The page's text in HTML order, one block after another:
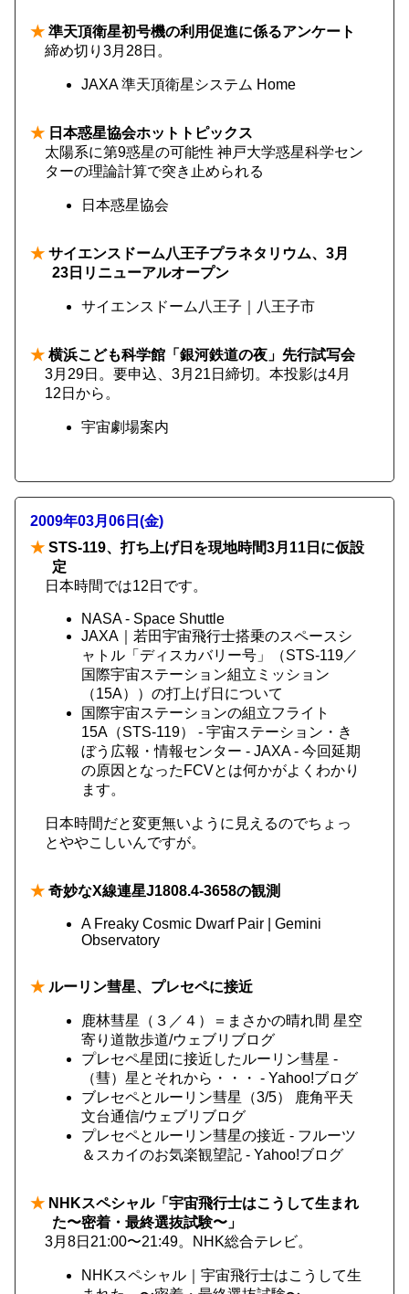
★ 準天頂衛星初号機の利用促進に係るアンケート
締め切り3月28日。
JAXA 準天頂衛星システム Home
★ 日本惑星協会ホットトピックス
太陽系に第9惑星の可能性 神戸大学惑星科学セン
ターの理論計算で突き止められる
日本惑星協会
★ サイエンスドーム八王子プラネタリウム、3月
23日リニューアルオープン
サイエンスドーム八王子｜八王子市
★ 横浜こども科学館「銀河鉄道の夜」先行試写会
3月29日。要申込、3月21日締切。本投影は4月
12日から。
宇宙劇場案内
2009年03月06日(金)
★ STS-119、打ち上げ日を現地時間3月11日に仮設
定
日本時間では12日です。
NASA - Space Shuttle
JAXA｜若田宇宙飛行士搭乗のスペースシ
ャトル「ディスカバリー号」（STS-119／
国際宇宙ステーション組立ミッション
（15A））の打上げ日について
国際宇宙ステーションの組立フライト
15A（STS-119） - 宇宙ステーション・き
ぼう広報・情報センター - JAXA - 今回延期
の原因となったFCVとは何かがよくわかり
ます。
日本時間だと変更無いように見えるのでちょっ
とややこしいんですが。
★ 奇妙なX線連星J1808.4-3658の観測
A Freaky Cosmic Dwarf Pair | Gemini
Observatory
★ ルーリン彗星、プレセペに接近
鹿林彗星（３／４）＝まさかの晴れ間 星空
寄り道散歩道/ウェブリブログ
プレセペ星団に接近したルーリン彗星 -
（彗）星とそれから・・・ - Yahoo!ブログ
ブレセペとルーリン彗星（3/5） 鹿角平天
文台通信/ウェブリブログ
プレセペとルーリン彗星の接近 - フルーツ
＆スカイのお気楽観望記 - Yahoo!ブログ
★ NHKスペシャル「宇宙飛行士はこうして生まれ
た〜密着・最終選抜試験〜」
3月8日21:00〜21:49。NHK総合テレビ。
NHKスペシャル｜宇宙飛行士はこうして生